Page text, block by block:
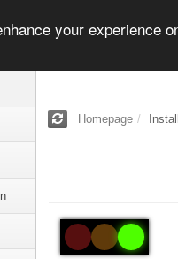
your experience
Homepage